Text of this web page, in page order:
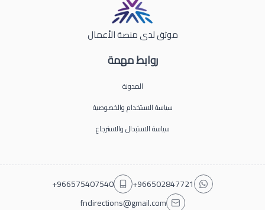
روابط مهمة
المدونة
سياسة الاستخدام والخصوصية
سياسة الاستبدال والاسترجاع
موثق لدى منصة الأعمال
+966502847721
+966575407540
fndirections@gmail.com